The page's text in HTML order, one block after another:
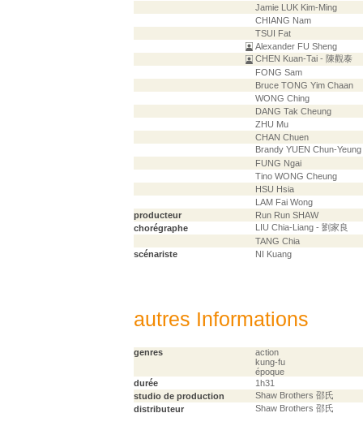
Jamie LUK Kim-Ming
CHIANG Nam
TSUI Fat
Alexander FU Sheng
CHEN Kuan-Tai - 陳觀泰
FONG Sam
Bruce TONG Yim Chaan
WONG Ching
DANG Tak Cheung
ZHU Mu
CHAN Chuen
Brandy YUEN Chun-
FUNG Ngai
Tino WONG Cheung
HSU Hsia
LAM Fai Wong
producteur
Run Run SHAW
chorégraphe
LIU Chia-Liang - 劉家良
TANG Chia
scénariste
NI Kuang
autres Informations
genres
action
kung-fu
époque
durée
1h31
studio de production
Shaw Brothers 邵氏
distributeur
Shaw Brothers 邵氏